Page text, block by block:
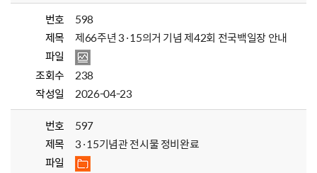
번호
598
제목
제66주년 3·15의거 기념 제42회 전국백일장 안내
파일
조회수
238
작성일
2026-04-23
번호
597
제목
3·15기념관 전시물 정비완료
파일